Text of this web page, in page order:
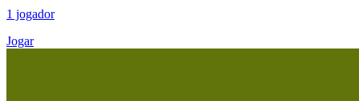
1 jogador
Jogar